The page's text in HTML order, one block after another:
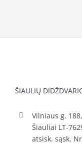
ŠIAULIŲ
Vilniaus g. 188,
Šiauliai LT-
atsisk. sąsk.